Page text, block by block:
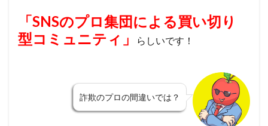
「SNSのプロ集団による買い切り
型コミュニティ」
らしいです！
詐欺のプロの間違いでは？